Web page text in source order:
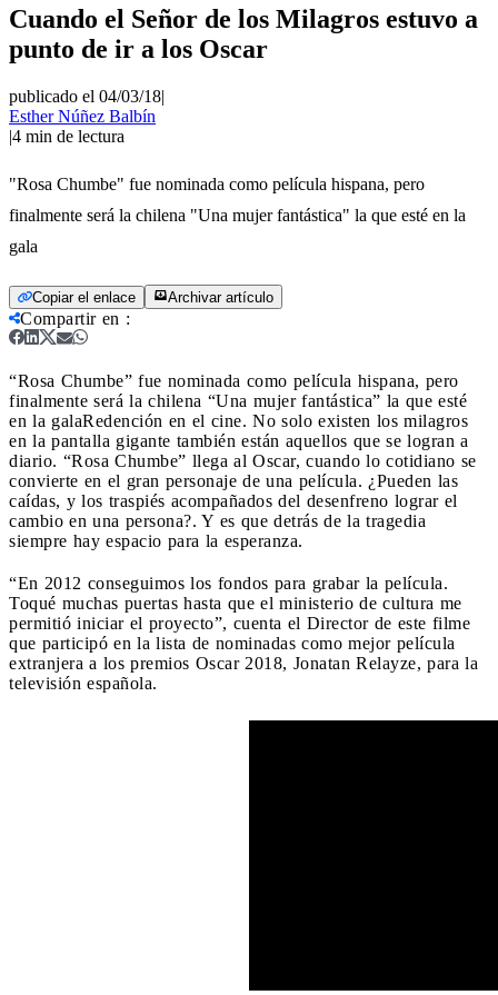
Cuando el Señor de los Milagros estuvo a
punto de ir a los Oscar
publicado el 04/03/18|
Esther Núñez Balbín
|4 min de lectura
"Rosa Chumbe" fue nominada como película hispana, pero
finalmente será la chilena "Una mujer fantástica" la que esté en la
gala
Copiar el enlace Archivar artículo
Compartir en :
“Rosa Chumbe” fue nominada como película hispana, pero
finalmente será la chilena “Una mujer fantástica” la que esté
en la galaRedención en el cine. No solo existen los milagros
en la pantalla gigante también están aquellos que se logran a
diario. “Rosa Chumbe” llega al Oscar, cuando lo cotidiano se
convierte en el gran personaje de una película. ¿Pueden las
caídas, y los traspiés acompañados del desenfreno lograr el
cambio en una persona?. Y es que detrás de la tragedia
siempre hay espacio para la esperanza.
“En 2012 conseguimos los fondos para grabar la película.
Toqué muchas puertas hasta que el ministerio de cultura me
permitió iniciar el proyecto”, cuenta el Director de este filme
que participó en la lista de nominadas como mejor película
extranjera a los premios Oscar 2018, Jonatan Relayze, para la
televisión española.